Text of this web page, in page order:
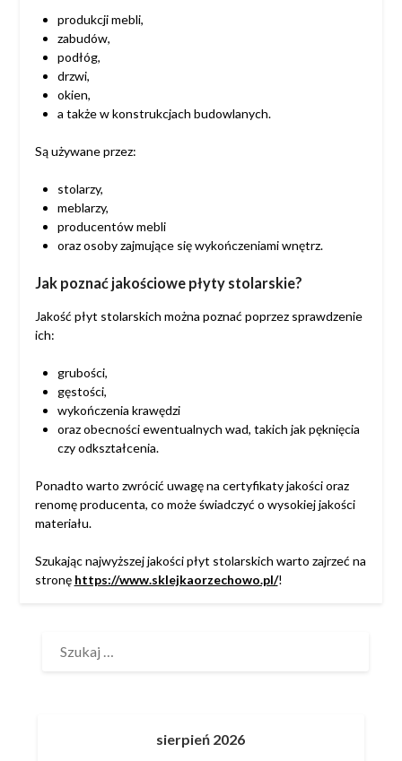
produkcji mebli,
zabudów,
podłóg,
drzwi,
okien,
a także w konstrukcjach budowlanych.
Są używane przez:
stolarzy,
meblarzy,
producentów mebli
oraz osoby zajmujące się wykończeniami wnętrz.
Jak poznać jakościowe płyty stolarskie?
Jakość płyt stolarskich można poznać poprzez sprawdzenie
ich:
grubości,
gęstości,
wykończenia krawędzi
oraz obecności ewentualnych wad, takich jak pęknięcia
czy odkształcenia.
Ponadto warto zwrócić uwagę na certyfikaty jakości oraz
renomę producenta, co może świadczyć o wysokiej jakości
materiału.
Szukając najwyższej jakości płyt stolarskich warto zajrzeć na
stronę https://www.sklejkaorzechowo.pl/!
sierpień 2026